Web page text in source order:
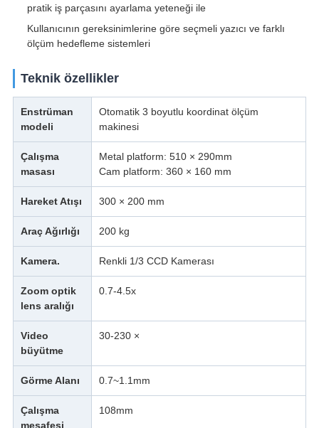
pratik iş parçasını ayarlama yeteneği ile
Kullanıcının gereksinimlerine göre seçmeli yazıcı ve farklı
ölçüm hedefleme sistemleri
Teknik özellikler
Enstrüman
modeli
Otomatik 3 boyutlu koordinat ölçüm
makinesi
Çalışma
masası
Metal platform: 510 × 290mm
Cam platform: 360 × 160 mm
Hareket Atışı 300 × 200 mm
Araç Ağırlığı 200 kg
Kamera. Renkli 1/3 CCD Kamerası
Zoom optik
lens aralığı
0.7-4.5x
Video
büyütme
30-230 ×
Görme Alanı 0.7~1.1mm
Çalışma
mesafesi
108mm